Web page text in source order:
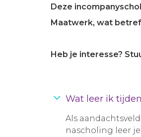
Deze
Maatwerk, wat
Heb je interesse?
Wat leer ik
Als
nascholing leer